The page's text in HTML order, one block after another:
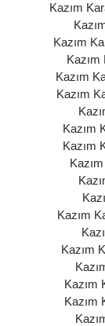
Kazım
Kazım
Kazım
Kazım
Kazım
Kazım
Kazım
Kazım
Kazım
Kazım